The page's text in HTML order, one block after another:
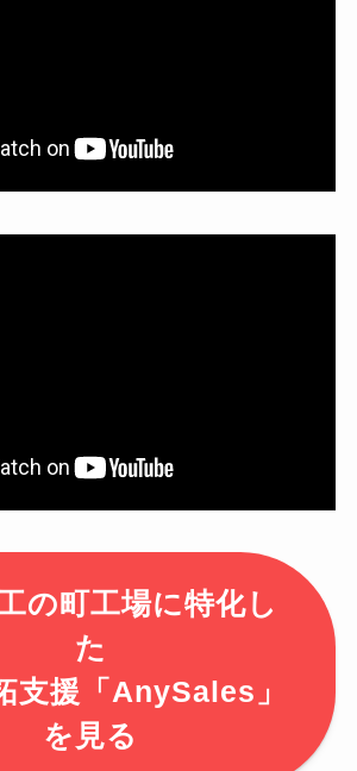
の町工場に特化し
た
支援「AnySales」
を見る